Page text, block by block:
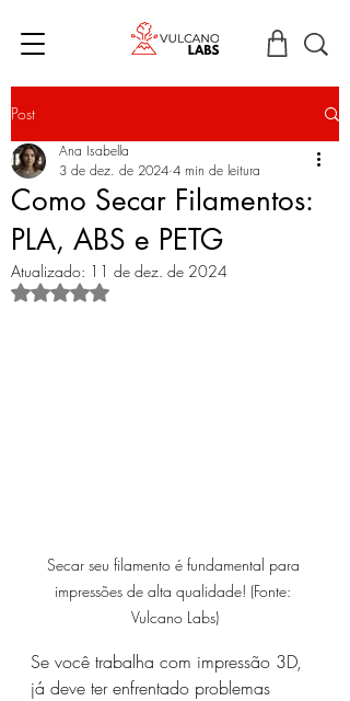
Post
Como Secar Filamentos:
PLA, ABS e PETG
Ana Isabella
3 de dez. de 2024 4 min de leitura
Atualizado: 11 de dez. de 2024
Avaliado com NaN de 5 estrelas.
Secar seu filamento é fundamental para
impressões de alta qualidade! (Fonte:
Vulcano Labs)
Se você trabalha com impressão 3D,
já deve ter enfrentado problemas